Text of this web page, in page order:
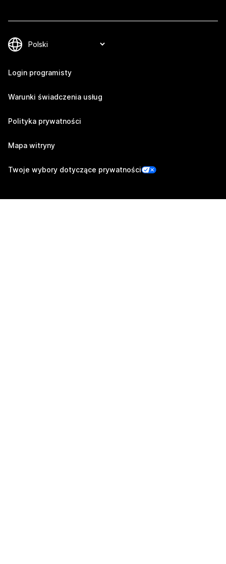
Login programisty
Warunki świadczenia usług
Polityka prywatności
Mapa witryny
Twoje wybory dotyczące prywatności